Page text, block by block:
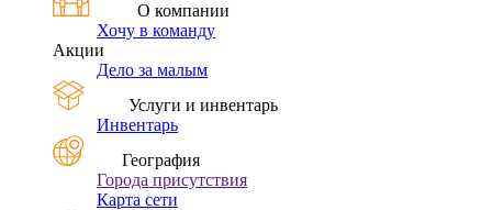
О компании
Хочу в команду
Акции
Дело за малым
Услуги и инвентарь
Инвентарь
География
Города присутствия
Карта сети